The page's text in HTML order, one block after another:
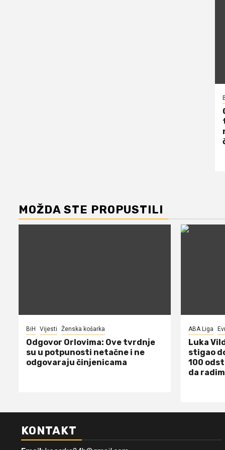
MOŽDA STE PROPUSTILI
BiH Vijesti Ženska košarka
Odgovor Orlovima: ​Ove tvrdnje
su u potpunosti netačne i ne
odgovaraju činjenicama
ABA Liga
Luka
stigao
100
da
KONTAKT